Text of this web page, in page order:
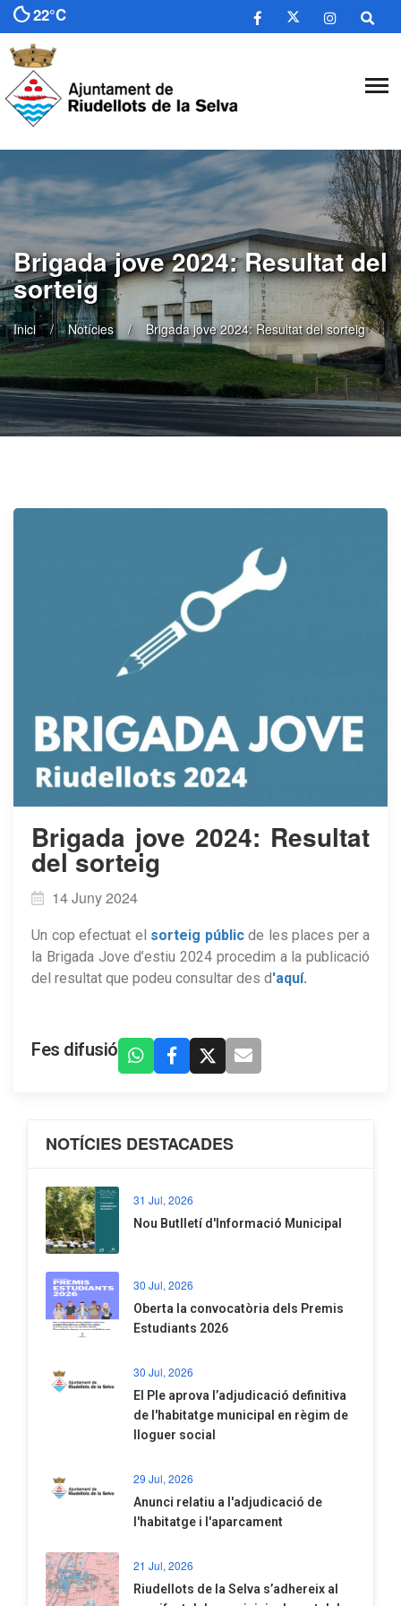
22°C
Brigada jove 2024: Resultat del
sorteig
Inici Notícies Brigada jove 2024: Resultat del sorteig
Brigada jove 2024: Resultat
del sorteig
14 Juny 2024
Un cop efectuat el sorteig públicde les places per a
la Brigada Jove d’estiu 2024 procedim a la publicació
del resultat que podeu consultar des d'aquí.
Fes difusió
NOTÍCIES DESTACADES
31 Jul, 2026
Nou Butlletí d'Informació Municipal
30 Jul, 2026
Oberta la convocatòria dels Premis
Estudiants 2026
30 Jul, 2026
El Ple aprova l’adjudicació definitiva
de l'habitatge municipal en règim de
lloguer social
29 Jul, 2026
Anunci relatiu a l'adjudicació de
l'habitatge i l'aparcament
21 Jul, 2026
Riudellots de la Selva s’adhereix al